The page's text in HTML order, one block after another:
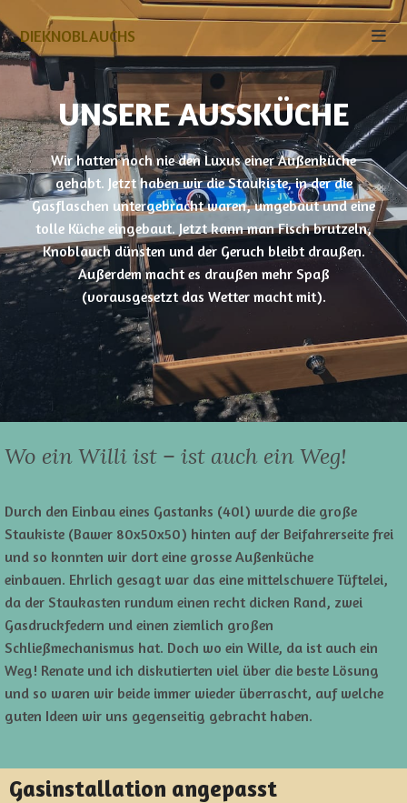
DIEKNOBLAUCHS
UNSERE AUSSKÜCHE
Wir hatten noch nie den Luxus einer Außenküche
gehabt. Jetzt haben wir die Staukiste, in der die
Gasflaschen untergebracht waren, umgebaut und eine
tolle Küche eingebaut. Jetzt kann man Fisch brutzeln,
Knoblauch dünsten und der Geruch bleibt draußen.
Außerdem macht es draußen mehr Spaß
(vorausgesetzt das Wetter macht mit).
Wo ein Willi ist – ist auch ein Weg!
Durch den Einbau eines Gastanks (40l) wurde die große
Staukiste (Bawer 80x50x50) hinten auf der Beifahrerseite frei
und so konnten wir dort eine grosse Außenküche
einbauen. Ehrlich gesagt war das eine mittelschwere Tüftelei,
da der Staukasten rundum einen recht dicken Rand, zwei
Gasdruckfedern und einen ziemlich großen
Schließmechanismus hat. Doch wo ein Wille, da ist auch ein
Weg! Renate und ich diskutierten viel über die beste Lösung
und so waren wir beide immer wieder überrascht, auf welche
guten Ideen wir uns gegenseitig gebracht haben.
Gasinstallation angepasst